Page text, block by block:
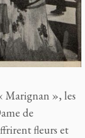
Marignan », les
de
fleurs et